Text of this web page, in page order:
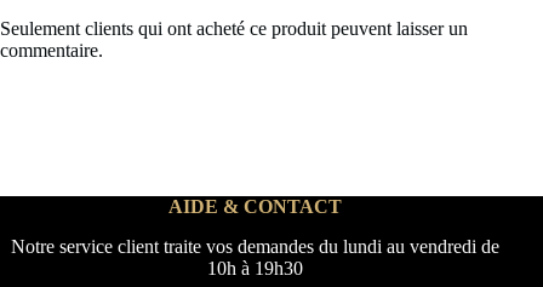
Seulement clients qui ont acheté ce produit peuvent laisser un
commentaire.
AIDE & CONTACT
Notre service client traite vos demandes du lundi au vendredi de
10h à 19h30